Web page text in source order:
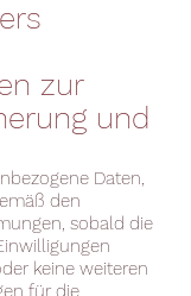
zur
und
Daten,
den
sobald die
keine weiteren
für die